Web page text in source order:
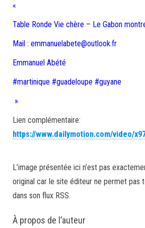
«
Table Ronde Vie chère – Le Gabon
Mail : emmanuelabete@outlook.fr
Emmanuel Abété
#martinique #guadeloupe #guyane
»
Lien complémentaire:
https://www.dailymotion.com/video/
L’image présentée ici n’est pas
original car le site éditeur ne permet pas
dans son flux RSS.
À propos de l’auteur